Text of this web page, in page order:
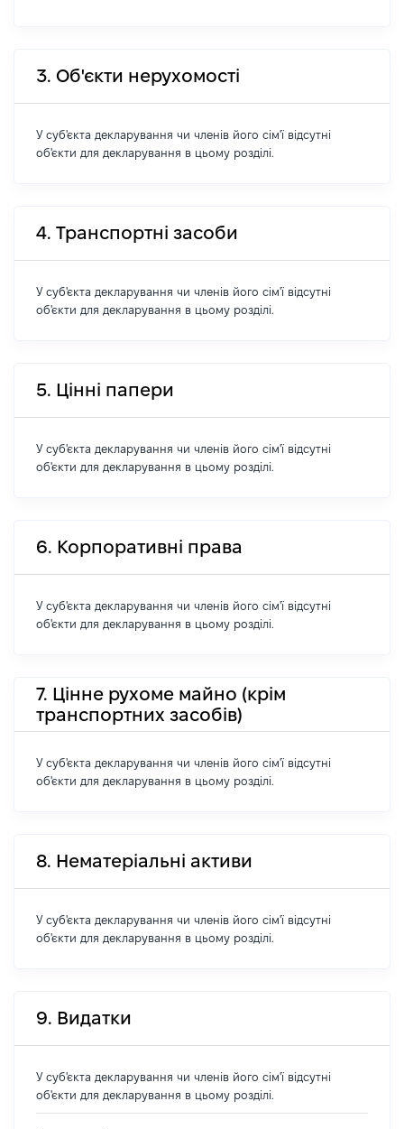
3. Об'єкти нерухомості
У суб'єкта декларування чи членів його сім'ї відсутні
об'єкти для декларування в цьому розділі.
4. Транспортні засоби
У суб'єкта декларування чи членів його сім'ї відсутні
об'єкти для декларування в цьому розділі.
5. Цінні папери
У суб'єкта декларування чи членів його сім'ї відсутні
об'єкти для декларування в цьому розділі.
6. Корпоративні права
У суб'єкта декларування чи членів його сім'ї відсутні
об'єкти для декларування в цьому розділі.
7. Цінне рухоме майно (крім
транспортних засобів)
У суб'єкта декларування чи членів його сім'ї відсутні
об'єкти для декларування в цьому розділі.
8. Нематеріальні активи
У суб'єкта декларування чи членів його сім'ї відсутні
об'єкти для декларування в цьому розділі.
9. Видатки
У суб'єкта декларування чи членів його сім'ї відсутні
об'єкти для декларування в цьому розділі.